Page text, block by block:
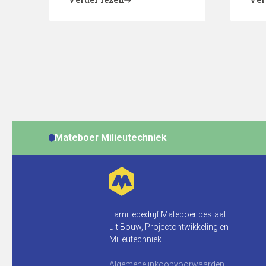
Mateboer Milieutechniek
Familiebedrijf Mateboer bestaat
uit Bouw, Projectontwikkeling en
Milieutechniek.